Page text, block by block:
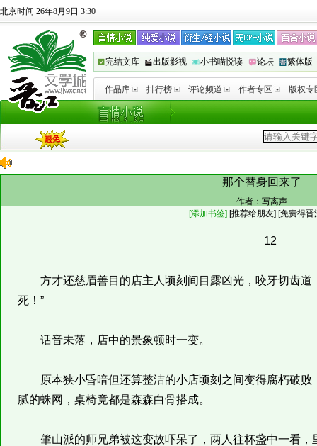
北京时间 26年8月9日 3:30
完结文库 出版影视 小书喵悦读 论坛 繁体版
作品库 排行榜 评论频道 作者专区 版权专
那个替身回来了
作者： 写离声
[添加书签] [推荐给朋友] [免费得晋
12
方才还慈眉善目的店主人顷刻间目露凶光，咬牙切齿道
死！”
话音未落，店中的景象顿时一变。
原本狭小昏暗但还算整洁的小店顷刻之间变得腐朽破败
腻的蛛网，桌椅竟都是森森白骨搭成。
肇山派的师兄弟被这变故吓呆了，两人往杯盏中一看，